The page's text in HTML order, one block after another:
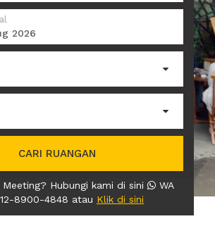
2026
CARI RUANGAN
Hubungi kami di sini
WA
8900-4848 atau Klik di sini